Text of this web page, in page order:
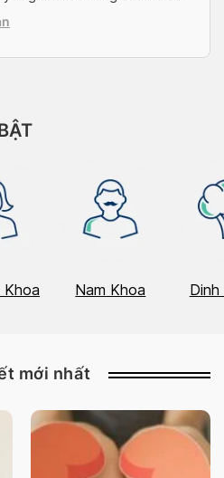
Docosan tìm hiểu chi tiết
thị […]
Khoa Nam Khoa Dinh
mới nhất